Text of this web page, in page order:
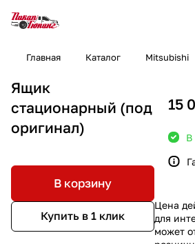
Главная Каталог Mitsubishi
Ящик
стационарный (под
оригинал)
В корзину
Купить в 1 клик
15
В
Цена
для
может